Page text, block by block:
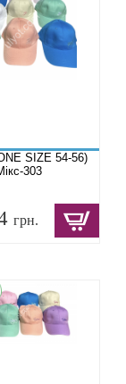
SIZE 54-56)
303
грн.